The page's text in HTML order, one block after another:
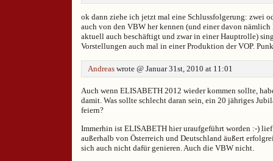
ok dann ziehe ich jetzt mal eine Schlussfolgerung: zwei
auch von den VBW her kennen (und einer davon nämlich
aktuell auch beschäftigt und zwar in einer Hauptrolle)
Vorstellungen auch mal in einer Produktion der VOP.
Andreas wrote @ Januar 31st, 2010 at 11:01
Auch wenn ELISABETH 2012 wieder kommen sollte,
damit. Was sollte schlecht daran sein, ein 20 jähriges
feiern?
Immerhin ist ELISABETH hier uraufgeführt worden :-) lief
außerhalb von Österreich und Deutschland äußert
sich auch nicht dafür genieren. Auch die VBW nicht.